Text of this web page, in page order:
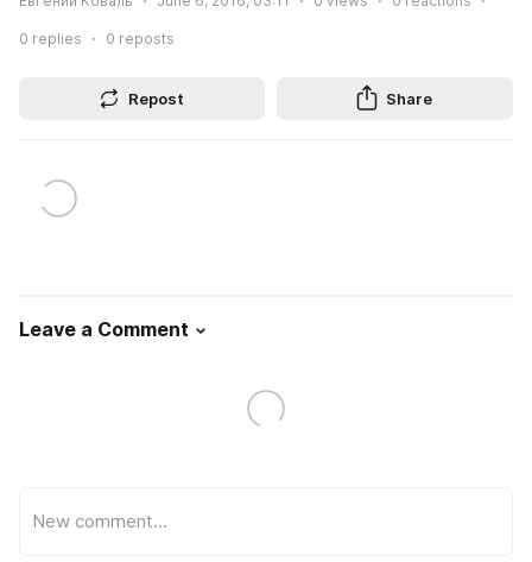
0 replies 0 reposts
Repost Share
Leave a Comment